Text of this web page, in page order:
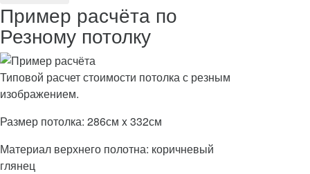
Пример расчёта по
Резному потолку
Типовой расчет стоимости потолка с резным
изображением.
Размер потолка: 286см x 332см
Материал верхнего полотна: коричневый
глянец